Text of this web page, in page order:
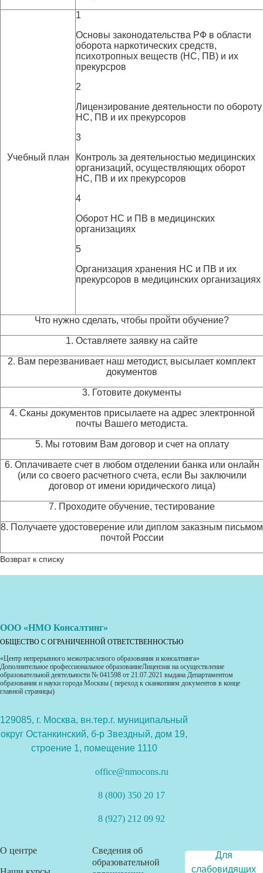
Учебный план
1
Основы законодательства РФ в области
оборота наркотических средств,
психотропных веществ (НС, ПВ) и их
прекурсров
2
Лицензирование деятельности по обороту
НС, ПВ и их прекурсоров
3
Контроль за деятельностью медицинских
организаций, осуществляющих оборот
НС, ПВ и их прекурсоров
4
Оборот НС и ПВ в медицинских
организациях
5
Организация хранения НС и ПВ и их
прекурсоров в медицинских организациях
Что нужно сделать, чтобы пройти обучение?
1. Оставляете заявку на сайте
2. Вам перезванивает наш методист, высылает комплект
документов
3. Готовите документы
4. Сканы документов присылаете на адрес электронной
почты Вашего методиста.
5. Мы готовим Вам договор и счет на оплату
6. Оплачиваете счет в любом отделении банка или онлайн
(или со своего расчетного счета, если Вы заключили
договор от имени юридического лица)
7. Проходите обучение, тестирование
8. Получаете удостоверение или диплом заказным письмом
почтой России
Возврат к списку
ООО «НМО Консалтинг»
ОБЩЕСТВО С ОГРАНИЧЕННОЙ ОТВЕТСТВЕННОСТЬЮ
«Центр непрерывного межотраслевого образования и консалтинга»
Дополнительное профессиональное образованиеЛицензия на осуществление
образовательной деятельности № 041598 от 21.07.2021 выдана Департаментом
образования и науки города Москвы ( переход к сканкопиям документов в конце
главной страницы)
129085, г. Москва, вн.тер.г. муниципальный
округ Останкинский, б-р Звездный, дом 19,
строение 1, помещение 1110
office@nmocons.ru
8 (800) 350 20 17
8 (927) 212 09 92
О центре
Сведения об
образовательной
Для
слабовидящих